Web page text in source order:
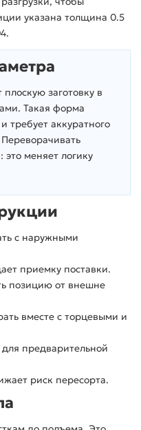
указана толщина 0.5
заготовку в
Такая форма
требует аккуратного
это меняет логику
с наружными
приемку поставки.
позицию от внешне
вместе с торцевыми и
предварительной
риск пересорта.